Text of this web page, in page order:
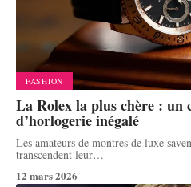
FASHION
La Rolex la plus chère : un
d’horlogerie inégalé
Les amateurs de montres de luxe
transcendent leur…
12 mars 2026